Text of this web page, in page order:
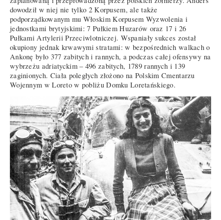
dowodził w niej nie tylko 2 Korpusem, ale także
podporządkowanym mu Włoskim Korpusem Wyzwolenia i
jednostkami brytyjskimi: 7 Pułkiem Huzarów oraz 17 i 26
Pułkami Artylerii Przeciwlotniczej. Wspaniały sukces został
okupiony jednak krwawymi stratami: w bezpośrednich walkach o
Ankonę było 377 zabitych i rannych, a podczas całej ofensywy na
wybrzeżu adriatyckim – 496 zabitych, 1789 rannych i 139
zaginionych. Ciała poległych złożono na Polskim Cmentarzu
Wojennym w Loreto w pobliżu Domku Loretańskiego.